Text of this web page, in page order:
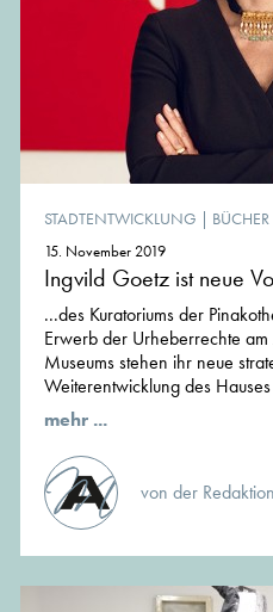
STADTENTWICKLUNG | BÜCHER
15. November 2019
Ingvild Goetz ist neue
...des Kuratoriums der
Erwerb der Urheberrechte
Museums stehen ihr neue
Weiterentwicklung des
mehr ...
von der